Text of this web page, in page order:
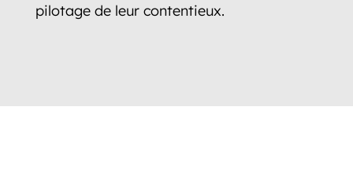
pilotage de leur contentieux.